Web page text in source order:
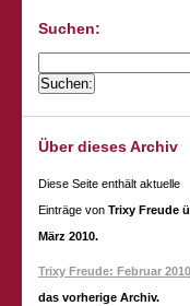
Suchen:
Über dieses Archiv
Diese Seite enthält aktuelle
Einträge von Trixy Freude
März 2010.
Trixy Freude: Februar 2010
das vorherige Archiv.